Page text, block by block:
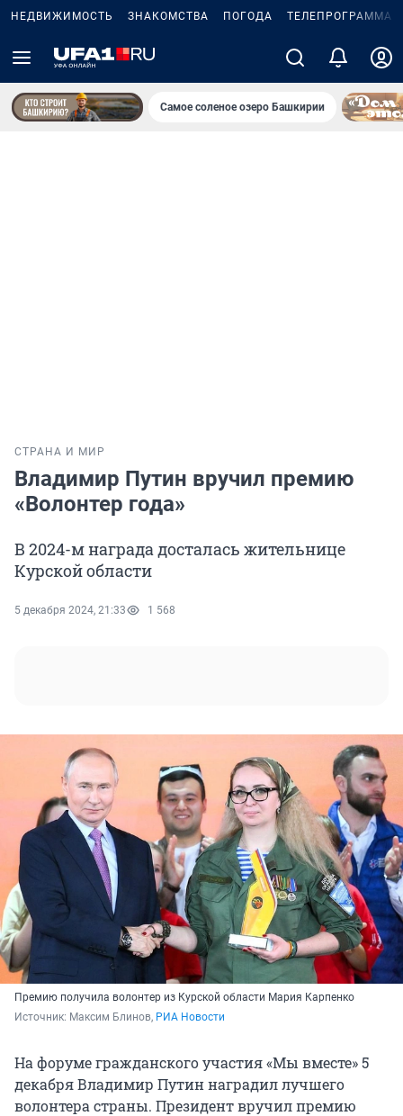
НЕДВИЖИМОСТЬ ЗНАКОМСТВА ПОГОДА ТЕЛЕПРОГРАММА
Самое соленое озеро Башкирии
СТРАНА И МИР
Владимир Путин вручил премию
«Волонтер года»
В 2024-м награда досталась жительнице
Курской области
5 декабря 2024, 21:33 1 568
Премию получила волонтер из Курской области Мария Карпенко
Источник: Максим Блинов, РИА Новости
На форуме гражданского участия «Мы вместе» 5
декабря Владимир Путин наградил лучшего
волонтера страны. Президент вручил премию